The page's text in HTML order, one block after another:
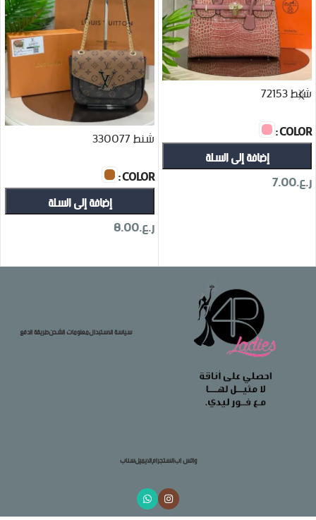
شنط 72153
COLOR
إضافة إلى السلة
ر.ع.7.00
شنط 330077
COLOR
إضافة إلى السلة
ر.ع.8.00
سياسة الاستبدالمعلومات الشحنطريقة الدفع
واتس ابانستجرامالايميلسناب